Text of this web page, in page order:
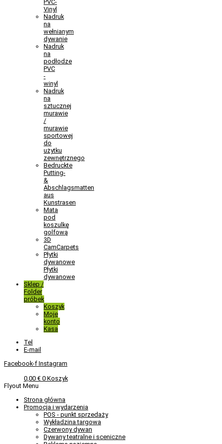
PVC-
Vinyl
Nadruk
na
wełnianym
dywanie
Nadruk
na
podłodze
PVC
-
winyl
Nadruk
na
sztucznej
murawie
/
murawie
sportowej
do
użytku
zewnętrznego
Bedruckte
Putting-
&
Abschlagsmatten
aus
Kunstrasen
Mata
pod
koszulkę
golfową
3D
CamCarpets
Płytki
dywanowe
Płytki
dywanowe
Sklep /
Folder
próbek
Koszyk
Moje
konto
Kasa
Tel
E-mail
Facebook-f Instagram
0,00 € 0 Koszyk
Flyout Menu
Strona główna
Promocja i wydarzenia
POS - punkt sprzedaży
Wykładzina targowa
Czerwony dywan
Dywany teatralne i sceniczne